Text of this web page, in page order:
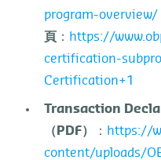
program-overview/
頁 ： https://
certification-
Certification+1
Transaction
（ PDF） ： https://
content/uploads/